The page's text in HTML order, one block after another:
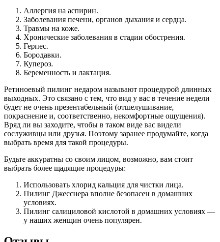
Аллергия на аспирин.
Заболевания печени, органов дыхания и сердца.
Травмы на коже.
Хронические заболевания в стадии обострения.
Герпес.
Бородавки.
Купероз.
Беременность и лактация.
Ретиноевый пилинг недаром называют процедурой длинных
выходных. Это связано с тем, что вид у вас в течение недели
будет не очень презентабельный (отшелушивание,
покраснение и, соответственно, некомфортные ощущения).
Вряд ли вы заходите, чтобы в таком виде вас видели
сослуживцы или друзья. Поэтому заранее продумайте, когда
выбрать время для такой процедуры.
Будьте аккуратны со своим лицом, возможно, вам стоит
выбрать более щадящие процедуры:
Использовать хлорид кальция для чистки лица.
Пилинг Джесснера вполне безопасен в домашних
условиях.
Пилинг салициловой кислотой в домашних условиях —
у наших женщин очень популярен.